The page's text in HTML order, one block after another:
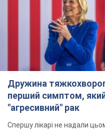
Дружина
перший симптом, який
"агресивний" рак
Спершу лікарі не надали